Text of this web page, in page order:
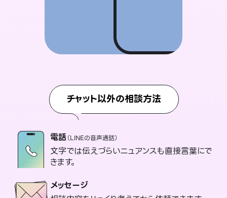
チャット以外の相談方法
電話（LINEの音声通話）
文字では伝えづらいニュアンスも直接言葉にで
きます。
メッセージ